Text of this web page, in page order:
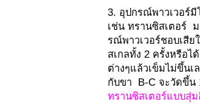
3. อุปกรณ์พาวเวอร์
เช่น ทรานซิสเตอร์
รณ์พาวเวอร์ชอบเสี
สเกลทั้ง 2 ครั้งหรือ
ต่างๆแล้วเข็มไม่ขึ้น
กับขา B-C จะวัดขึ้น
ทรานซิสเตอร์แบบสุ่